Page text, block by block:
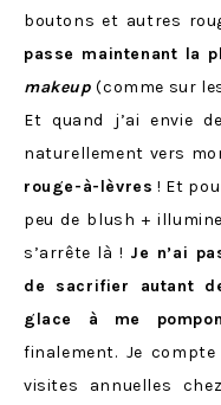
boutons et autres
passe maintenant la
makeup (comme sur
Et quand j’ai envie
naturellement vers
rouge-à-lèvres ! Et
peu de blush +
s’arrête là ! Je n’ai
de sacrifier autant
glace à me
finalement. Je
visites annuelles